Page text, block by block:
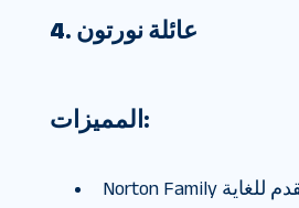
4. عائلة نورتون
المميزات:
Norton Family هو برنامج متقدم للغاية